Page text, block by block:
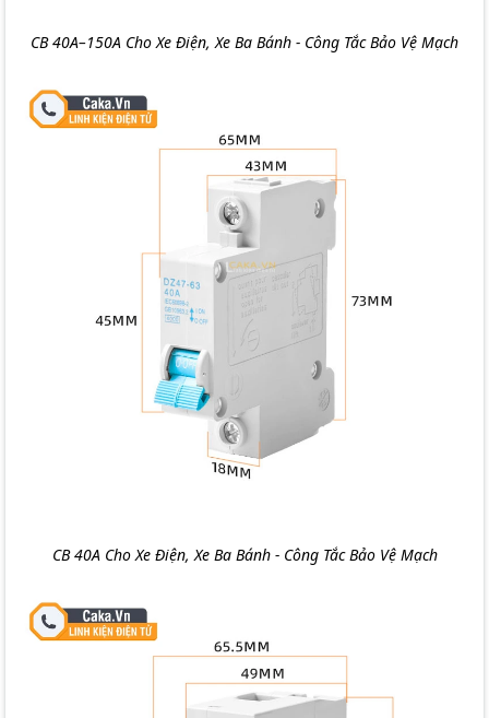
CB 40A–150A Cho Xe Điện, Xe Ba Bánh - Công Tắc Bảo Vệ Mạch
CB 40A Cho Xe Điện, Xe Ba Bánh - Công Tắc Bảo Vệ Mạch